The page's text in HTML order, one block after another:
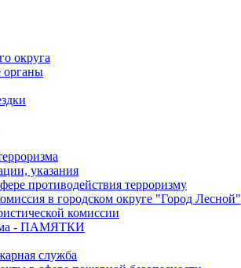
округа
органы
указания
противодействия терроризму
в городском округе "Город Лесной"
комиссии
- ПАМЯТКИ
служба